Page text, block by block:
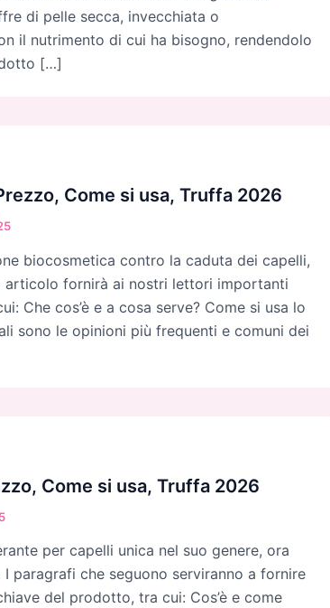
di pelle secca, invecchiata o
il nutrimento di cui ha bisogno, rendendolo
[…]
Come si usa, Truffa 2026
biocosmetica contro la caduta dei capelli,
articolo fornirà ai nostri lettori importanti
Che cos’è e a cosa serve? Come si usa lo
sono le opinioni più frequenti e comuni dei
Come si usa, Truffa 2026
per capelli unica nel suo genere, ora
paragrafi che seguono serviranno a fornire
del prodotto, tra cui: Cos’è e come